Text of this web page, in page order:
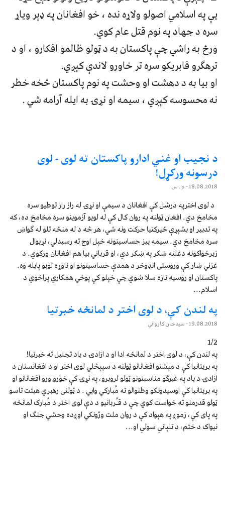
یې په اسلامي اصولو ولاړه نده ، خو افغانان په ‌‌‌‌‌‌ډېر ویاړ
سره د جهاد په نوم قتل عام کوي.
ورځ به راشي چې پاکستان به د ټولو ظالمو افکارو ، او د
ترهګرو فابریکو سره تر خاورو لاندې کېږي.
او بیا به د دهشت او وحشت په نوم پاکستان څخه خطر
نه محسوسه کېږي ، سیمه او نړۍ به ایله آرامه شي .
د نجیب او غني ادارو پاکستان ته لوی - لوی
درسونه ورکړل!
18.08.2018- م . س
د لوی اخترپه درشل کې افغانان د سیمې او نړۍ له راز راز توطیو سره
مخامخ دي. افغان ټولنه په روان کال کې له لویو آزموینو سره مخامخ ده، که
په تدبیر او بشپړې ځیرکتیا حرکت ونه شي، هر څه د له منځه تلو له ګواښ
سره مخامخ دي. سیمه ییز حساسیتونه خپل اوج ته رسیدلي، نړیوال
زبرځواکونه دغلته ښکر په ښکر دي، او قرباني بیا هم افغانان ورکوي. د
غزني ښار کې وروستی انډوخر د همدې حساسیتونو او ناوړه لوبو پایله وه.
پاکستان او روسیه تازه سلا شوي چې خپلو کې پوځي همکاري پراخوي د
اسلام...
په لندن کې، د لوی اختر د لمانځه خبرتيا
19.08.2018- سيدجان کارواني
1/2
په لندن کې، د لوی اختر د لمانځه ادا او د ازادۍ د ياد تجليل ته خبرتيا!
په بريتانيا کې د مېشتو افغانانو ټولنه د سپېڅلي لوی اختر او د افغانستان د
ازادۍ د ياد په غبرګو مناسبتونو ټولو لروبرو، په نړۍ کې خوَرو ورو افغانانو او
په بريتانيا کې اوسيدونکو وطنوالو ته مُبارکي وايي . د ټولنی رهبري هيئت تاسو
ټولو قدرمنو ته خواست کوي چې د قـُربانيو د دې لوی اختر د مُبارک لمانځه
په پای کې، زموږ په هېواد کې د روان ملت وژونکي اوږده وحشي جنګ او
نيواک د ختم، د تلپاتیِ سولیِ او...